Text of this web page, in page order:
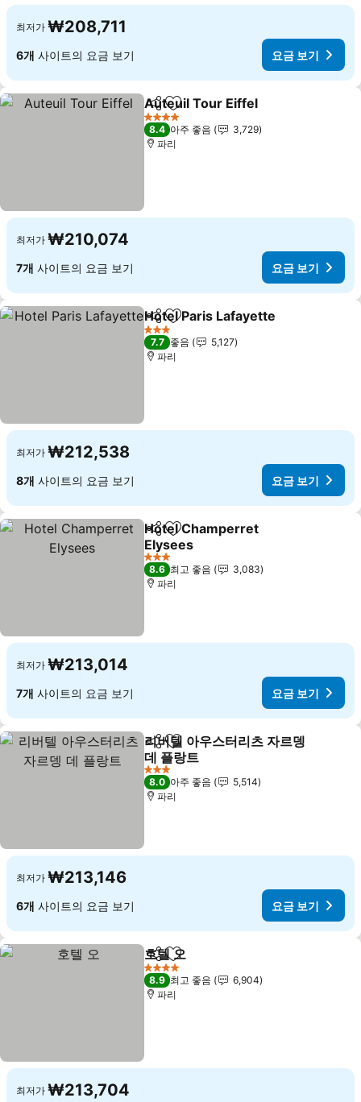
최저가 ₩208,711
6개 사이트의 요금 보기 요금 보기
공유 즐겨찾기에 추가
Auteuil Tour Eiffel
4 성급
8.4 아주 좋음
3,729
파리
최저가 ₩210,074
7개 사이트의 요금 보기 요금 보기
공유 즐겨찾기에 추가
Hotel Paris Lafayette
3 성급
7.7 좋음
5,127
파리
최저가 ₩212,538
8개 사이트의 요금 보기 요금 보기
공유 즐겨찾기에 추가
Hotel Champerret
Elysees
3 성급
8.6 최고 좋음
3,083
파리
최저가 ₩213,014
7개 사이트의 요금 보기 요금 보기
공유 즐겨찾기에 추가
리버텔 아우스터리츠 자르뎅
데 플랑트
3 성급
8.0 아주 좋음
5,514
파리
최저가 ₩213,146
6개 사이트의 요금 보기 요금 보기
공유 즐겨찾기에 추가
호텔 오
4 성급
8.9 최고 좋음
6,904
파리
최저가 ₩213,704